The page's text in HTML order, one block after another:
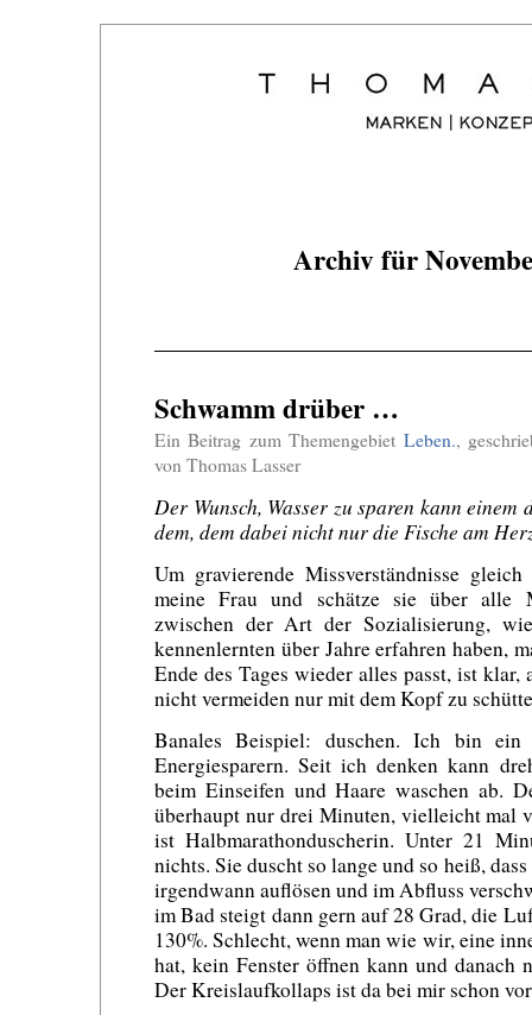
Archiv für
Schwamm drüber …
Ein Beitrag zum Themengebiet Leben.,
von Thomas Lasser
Der Wunsch, Wasser zu sparen kann einem
dem, dem dabei nicht nur die Fische am
Um gravierende Missverständnisse
meine Frau und schätze sie über alle
zwischen der Art der Sozialisierung,
kennenlernten über Jahre erfahren haben,
Ende des Tages wieder alles passt, ist
nicht vermeiden nur mit dem Kopf zu
Banales Beispiel: duschen. Ich bin ein
Energiesparern. Seit ich denken kann
beim Einseifen und Haare waschen ab.
überhaupt nur drei Minuten, vielleicht mal
ist Halbmarathonduscherin. Unter 21
nichts. Sie duscht so lange und so heiß,
irgendwann auflösen und im Abfluss
im Bad steigt dann gern auf 28 Grad, die
130%. Schlecht, wenn man wie wir, eine
hat, kein Fenster öffnen kann und danach
Der Kreislaufkollaps ist da bei mir schon